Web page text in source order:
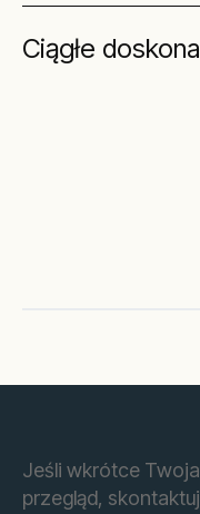
Ciągłe
Jeśli wkrótce
przegląd,